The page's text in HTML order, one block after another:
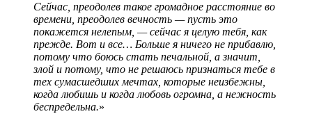
Сейчас, преодолев такое громадное расстояние во
времени, преодолев вечность — пусть это
покажется нелепым, — сейчас я целую тебя, как
прежде. Вот и все… Больше я ничего не прибавлю,
потому что боюсь стать печальной, а значит,
злой и потому, что не решаюсь признаться тебе в
тех сумасшедших мечтах, которые неизбежны,
когда любишь и когда любовь огромна, а нежность
беспредельна.»